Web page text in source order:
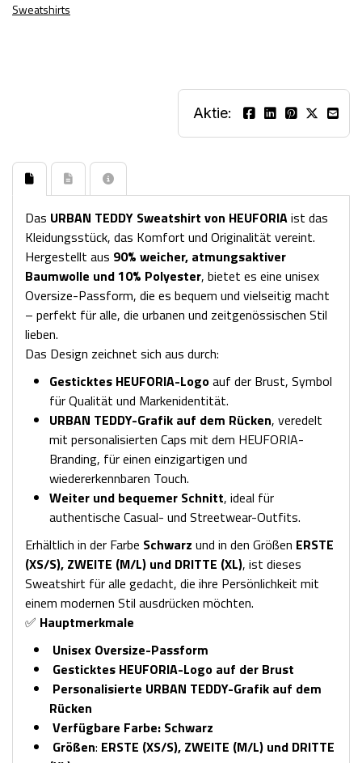
Sweatshirts
Aktie:
Das URBAN TEDDY Sweatshirt von HEUFORIAist das
Kleidungsstück, das Komfort und Originalität vereint.
Hergestellt aus 90% weicher, atmungsaktiver
Baumwolle und 10% Polyester, bietet es eine unisex
Oversize-Passform, die es bequem und vielseitig macht
– perfekt für alle, die urbanen und zeitgenössischen Stil
lieben.
Das Design zeichnet sich aus durch:
Gesticktes HEUFORIA-Logoauf der Brust, Symbol
für Qualität und Markenidentität.
URBAN TEDDY-Grafik auf dem Rücken, veredelt
mit personalisierten Caps mit dem HEUFORIA-
Branding, für einen einzigartigen und
wiedererkennbaren Touch.
Weiter und bequemer Schnitt, ideal für
authentische Casual- und Streetwear-Outfits.
Erhältlich in der Farbe Schwarz und in den Größen ERSTE
(XS/S), ZWEITE (M/L) und DRITTE (XL), ist dieses
Sweatshirt für alle gedacht, die ihre Persönlichkeit mit
einem modernen Stil ausdrücken möchten.
✅ Hauptmerkmale
Unisex Oversize-Passform
Gesticktes HEUFORIA-Logo auf der Brust
Personalisierte URBAN TEDDY-Grafik auf dem
Rücken
Verfügbare Farbe: Schwarz
Größen: ERSTE (XS/S), ZWEITE (M/L) und DRITTE